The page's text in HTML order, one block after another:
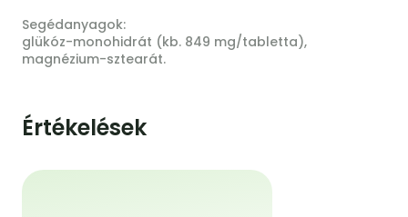
Segédanyagok:
glükóz-monohidrát (kb. 849 mg/tabletta),
magnézium-sztearát.
Értékelések